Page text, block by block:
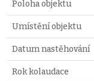
Poloha objektu
Umístění objektu
Datum nastěhování
Rok kolaudace